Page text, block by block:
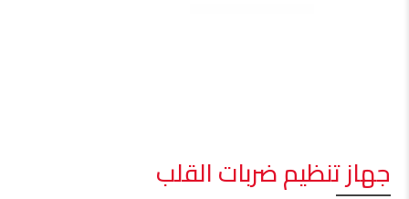
جهاز تنظيم ضربات القلب